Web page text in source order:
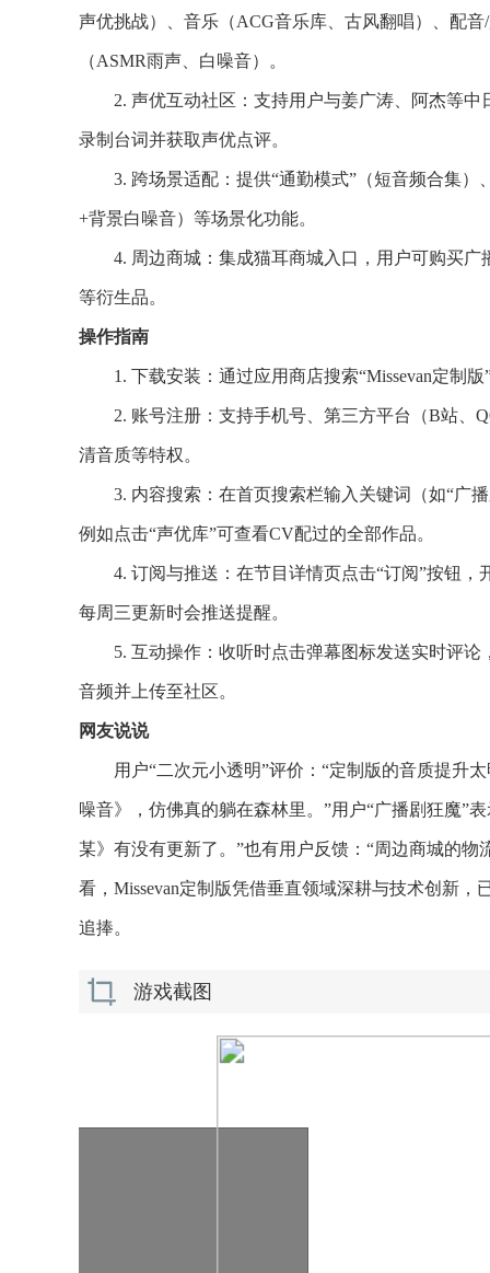
声优挑战）、音乐（ACG音乐库、古风翻唱）、配
（ASMR雨声、白噪音）。
2. 声优互动社区：支持用户与姜广涛、阿杰等
录制台词并获取声优点评。
3. 跨场景适配：提供“通勤模式”（短音频合集
+背景白噪音）等场景化功能。
4. 周边商城：集成猫耳商城入口，用户可购买
等衍生品。
操作指南
1. 下载安装：通过应用商店搜索“Missevan定制
2. 账号注册：支持手机号、第三方平台（B站、
清音质等特权。
3. 内容搜索：在首页搜索栏输入关键词（如“广
例如点击“声优库”可查看CV配过的全部作品。
4. 订阅与推送：在节目详情页点击“订阅”按钮
每周三更新时会推送提醒。
5. 互动操作：收听时点击弹幕图标发送实时评
音频并上传至社区。
网友说说
用户“二次元小透明”评价：“定制版的音质提升
噪音》，仿佛真的躺在森林里。”用户“广播剧狂魔”
某》有没有更新了。”也有用户反馈：“周边商城的
看，Missevan定制版凭借垂直领域深耕与技术创新
追捧。
游戏截图